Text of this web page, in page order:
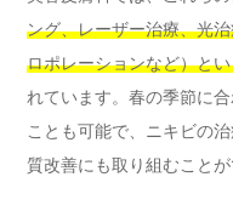
ング、レーザー治療、光
ロポレーションなど）と
れています。春の季節に
ことも可能で、ニキビの
質改善にも取り組むことが